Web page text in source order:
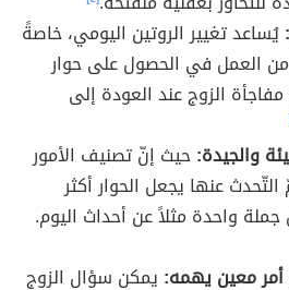
يُساعد تغيير الروتين اليومي، خاصةً
من العمل في الحصول على حوار
الزوج عند العودة إلى
والجيدة:حيث إنّ تصنيف الأمور
عنها يجعل الحوار أكثر
واحدة مثلاً عن أحداث اليوم.
أمر معين يهمه: يمكن سؤال الزوج